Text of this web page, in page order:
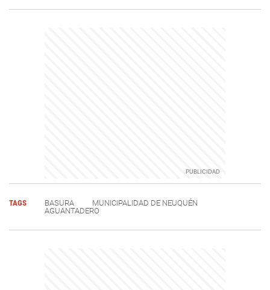
TAGS BASURA
MUNICIPALIDAD DE NEUQUÉN
AGUANTADERO